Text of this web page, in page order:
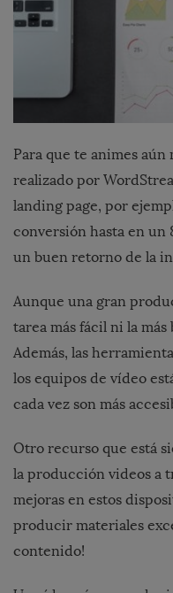
Para que te animes aún
realizado por
landing page, por
conversión hasta en un
un buen retorno de la
Aunque una gran
tarea más fácil ni la más
Además, las
los equipos de vídeo
cada vez son más
Otro recurso que está
la producción videos a
mejoras en estos
producir materiales
contenido!